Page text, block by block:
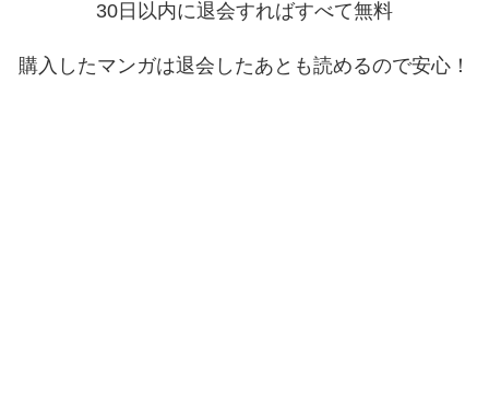
30日以内に退会すればすべて無料
購入したマンガは退会したあとも読めるので安心！